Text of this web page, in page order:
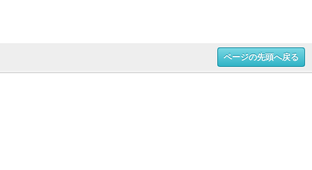
ページの先頭へ戻る